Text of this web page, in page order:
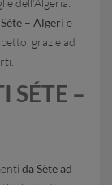
dell’Algeria:
– Algeri e
grazie ad
SÉTE –
da Sète ad